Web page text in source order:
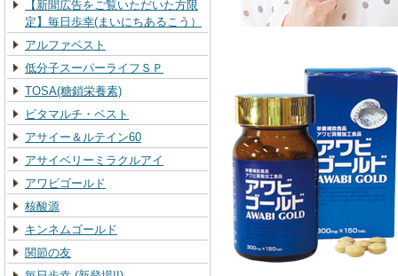
【新聞広告をご覧いただいた方限
定】毎日歩幸(まいにちあるこう）
アルファベスト
低分子スーパーライフＳＰ
TOSA(糖鎖栄養素)
ビタマルチ・ベスト
アサイー＆ルテイン60
アサイベリーミラクルアイ
アワビゴールド
核酸源
キンネムゴールド
関節の友